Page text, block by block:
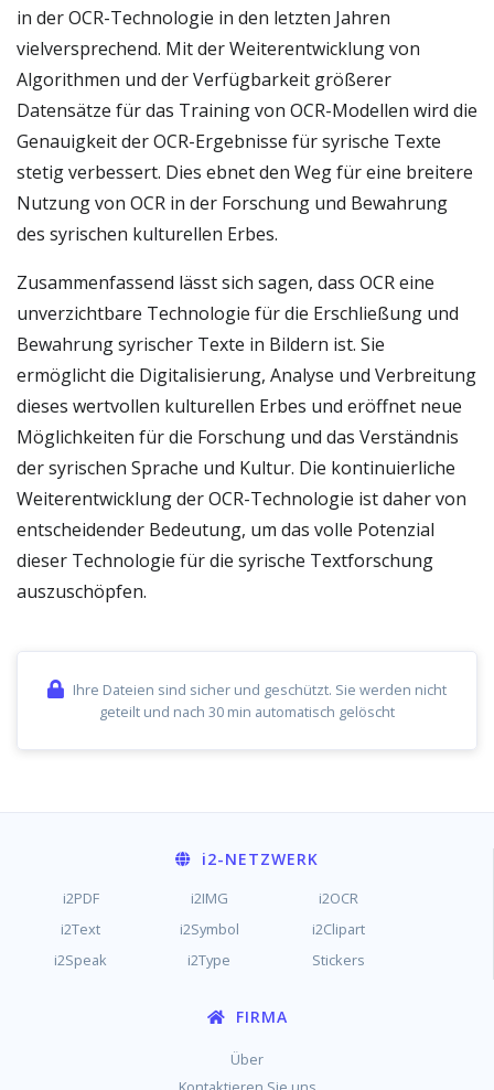
in der OCR-Technologie in den letzten Jahren
vielversprechend. Mit der Weiterentwicklung von
Algorithmen und der Verfügbarkeit größerer
Datensätze für das Training von OCR-Modellen wird die
Genauigkeit der OCR-Ergebnisse für syrische Texte
stetig verbessert. Dies ebnet den Weg für eine breitere
Nutzung von OCR in der Forschung und Bewahrung
des syrischen kulturellen Erbes.
Zusammenfassend lässt sich sagen, dass OCR eine
unverzichtbare Technologie für die Erschließung und
Bewahrung syrischer Texte in Bildern ist. Sie
ermöglicht die Digitalisierung, Analyse und Verbreitung
dieses wertvollen kulturellen Erbes und eröffnet neue
Möglichkeiten für die Forschung und das Verständnis
der syrischen Sprache und Kultur. Die kontinuierliche
Weiterentwicklung der OCR-Technologie ist daher von
entscheidender Bedeutung, um das volle Potenzial
dieser Technologie für die syrische Textforschung
auszuschöpfen.
Ihre Dateien sind sicher und geschützt. Sie werden nicht
geteilt und nach 30 min automatisch gelöscht
i2-NETZWERK
i2PDF i2IMG
i2OCR
i2Text
i2Symbol
i2Clipart
i2Speak
i2Type Stickers
FIRMA
Über